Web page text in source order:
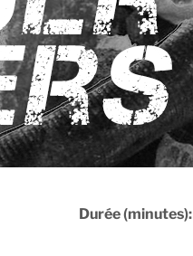
Durée (minutes):